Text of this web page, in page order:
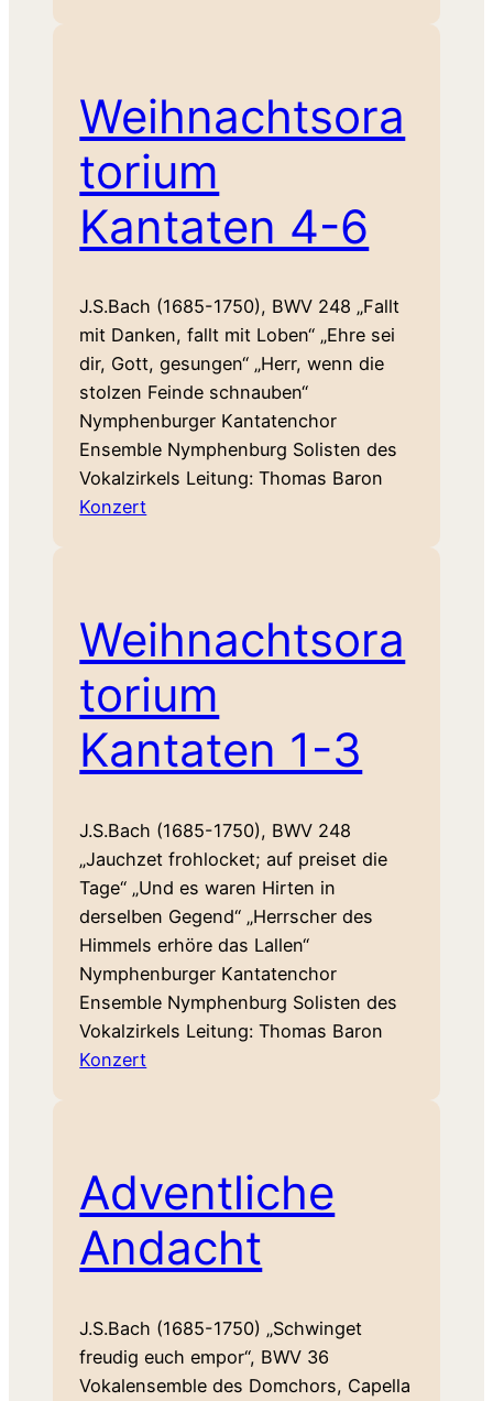
Weihnachtsora
torium
Kantaten 4-6
J.S.Bach (1685-1750), BWV 248 „Fallt
mit Danken, fallt mit Loben“ „Ehre sei
dir, Gott, gesungen“ „Herr, wenn die
stolzen Feinde schnauben“
Nymphenburger Kantatenchor
Ensemble Nymphenburg Solisten des
Vokalzirkels Leitung: Thomas Baron
Konzert
Weihnachtsora
torium
Kantaten 1-3
J.S.Bach (1685-1750), BWV 248
„Jauchzet frohlocket; auf preiset die
Tage“ „Und es waren Hirten in
derselben Gegend“ „Herrscher des
Himmels erhöre das Lallen“
Nymphenburger Kantatenchor
Ensemble Nymphenburg Solisten des
Vokalzirkels Leitung: Thomas Baron
Konzert
Adventliche
Andacht
J.S.Bach (1685-1750) „Schwinget
freudig euch empor“, BWV 36
Vokalensemble des Domchors, Capella